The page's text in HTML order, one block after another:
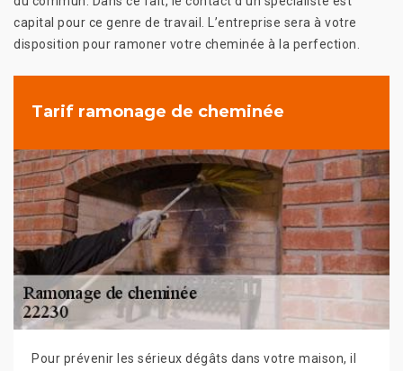
capital pour ce genre de travail. L’entreprise sera à votre
disposition pour ramoner votre cheminée à la perfection.
Tarif ramonage de cheminée
Pour prévenir les sérieux dégâts dans votre maison, il